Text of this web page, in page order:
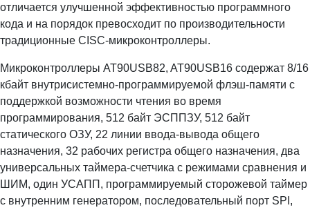
отличается улучшенной эффективностью программного
кода и на порядок превосходит по производительности
традиционные CISC-микроконтроллеры.
Микроконтроллеры AT90USB82, AT90USB16 содержат 8/16
кбайт внутрисистемно-программируемой флэш-памяти с
поддержкой возможности чтения во время
программирования, 512 байт ЭСППЗУ, 512 байт
статического ОЗУ, 22 линии ввода-вывода общего
назначения, 32 рабочих регистра общего назначения, два
универсальных таймера-счетчика с режимами сравнения и
ШИМ, один УСАПП, программируемый сторожевой таймер
с внутренним генератором, последовательный порт SPI,